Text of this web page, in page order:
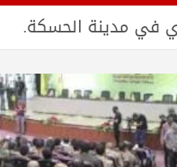
في مدينة الحسكة.